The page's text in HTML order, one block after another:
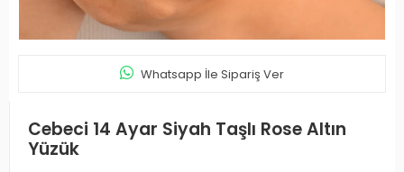
Whatsapp İle Sipariş Ver
Cebeci 14 Ayar Siyah Taşlı Rose Altın
Yüzük